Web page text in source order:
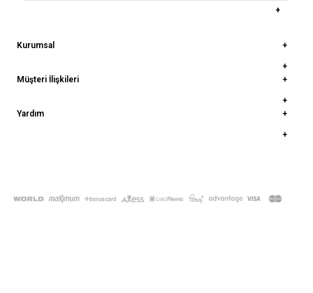
Kurumsal
Müşteri İlişkileri
Yardım